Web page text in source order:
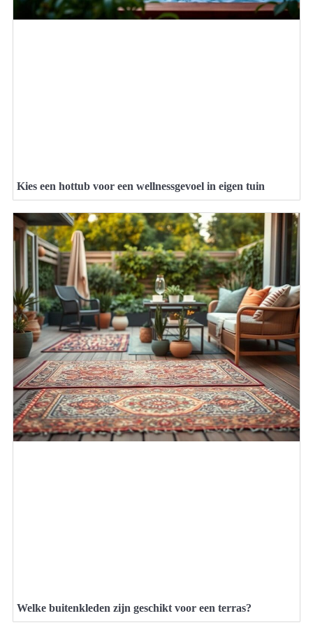
Kies een hottub voor een wellnessgevoel in eigen tuin
Welke buitenkleden zijn geschikt voor een terras?